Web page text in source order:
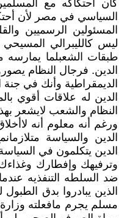
كان أحتكاكه مع
السياسي في مصر لأن
المسئولين الرسميين
ليس كالليبرالي
طبقات الشعبلما يمارسه
الدين. فرجال النظام
الديمقراطية وأنك في
الدين له علاقات أقوي
النظام والشعب لايشعر
ورغم أنه معلوم أنه
الدين والسياسة
الدين يتكلمون في
وترفيهك وإفطارك
ضد السلطه التنفذيه
الذين يبادروا بدق
مسلم يجرم مافعلته